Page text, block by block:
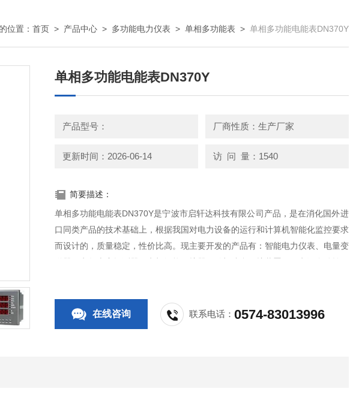
位置： 首页 > 产品中心 > 多功能电力仪表 > 单相多功能表 > 单相多功能电能表DN370Y
单相多功能电能表DN370Y
产品型号： 厂商性质：生产厂家
更新时间：2026-06-14 访 问 量：1540
简要描述：
单相多功能电能表DN370Y是宁波市启轩达科技有限公司产品，是在消化国外进
口同类产品的技术基础上，根据我国对电力设备的运行和计算机智能化监控要求
而设计的，质量稳定，性价比高。现主要开发的产品有：智能电力仪表、电量变
送器、电气火灾探测器、电机智能保护器、微机综合保护装置、双电源自动转换
在线咨询 联系电话：0574-83013996